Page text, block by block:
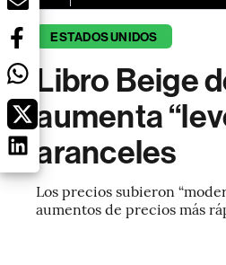
ESTADOS UNIDOS
Libro Beige
aumenta
aranceles
Los precios subieron
aumentos de precios más